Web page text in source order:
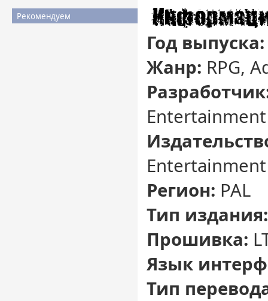
Рекомендуем
Год
Жанр: RPG,
Entertainment
Entertainment
Регион: PAL
Тип
Прошивка:
Язык
Тип